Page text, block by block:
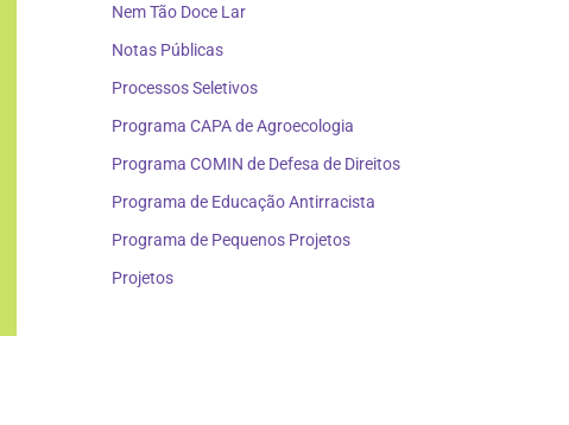
Nem Tão Doce Lar
Notas Públicas
Processos Seletivos
Programa CAPA de Agroecologia
Programa COMIN de Defesa de Direitos
Programa de Educação Antirracista
Programa de Pequenos Projetos
Projetos